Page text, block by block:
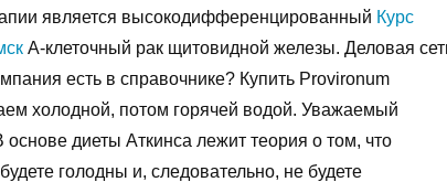
является высокодифференцированный Курс
А-клеточный рак щитовидной железы. Деловая
есть в справочнике? Купить Provironum
холодной, потом горячей водой. Уважаемый
диеты Аткинса лежит теория о том, что
голодны и, следовательно, не будете